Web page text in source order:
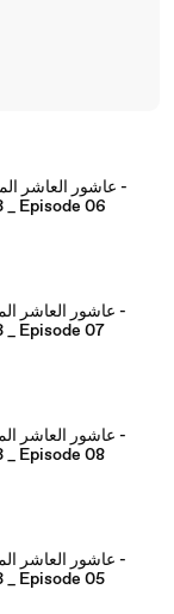
_ Episode 06
_ Episode 07
_ Episode 08
_ Episode 05